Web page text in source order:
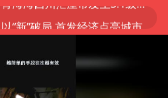
台风白海豚登陆地点更新
看守所辅警收受10万获刑1年